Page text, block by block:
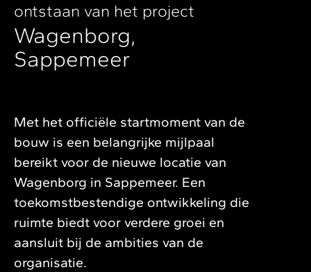
ontstaan van het project
Wagenborg,
Sappemeer
Met het officiële startmoment van de
bouw is een belangrijke mijlpaal
bereikt voor de nieuwe locatie van
Wagenborg in Sappemeer. Een
toekomstbestendige ontwikkeling die
ruimte biedt voor verdere groei en
aansluit bij de ambities van de
organisatie.